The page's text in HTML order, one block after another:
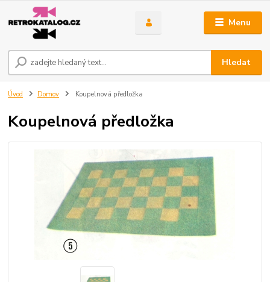
Menu
Hledat
Úvod Domov Koupelnová předložka
Koupelnová předložka